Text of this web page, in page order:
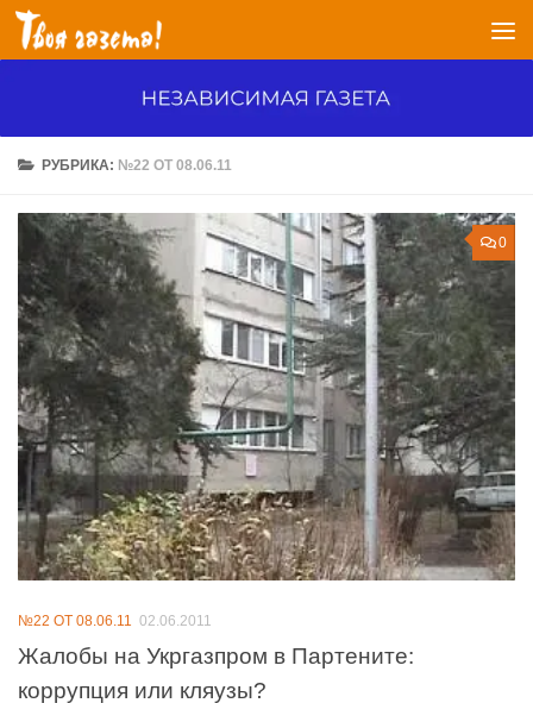
Перейти к содержимому
РУБРИКА: №22 ОТ 08.06.11
0
№22 ОТ 08.06.11 02.06.2011
Жалобы на Укргазпром в Партените:
коррупция или кляузы?